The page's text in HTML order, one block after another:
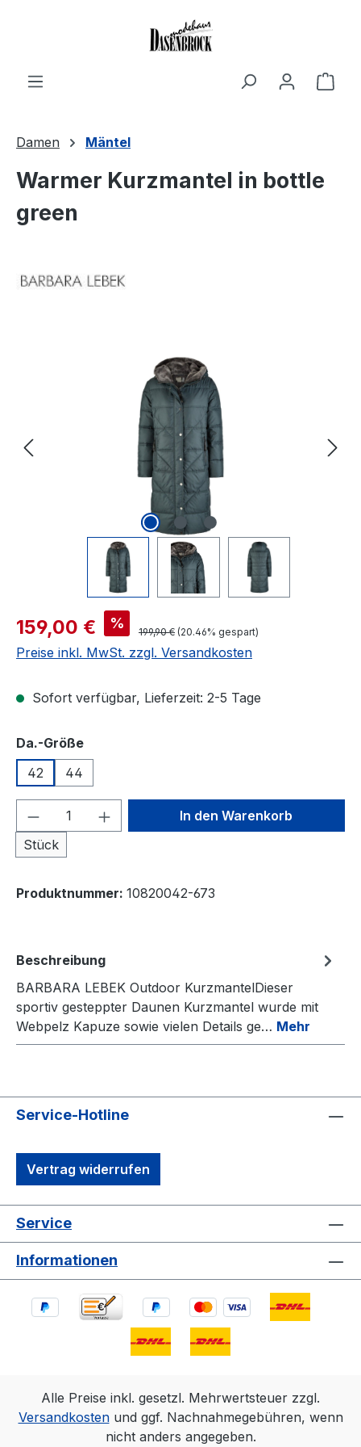
Damen Mäntel
Warmer Kurzmantel in bottle
green
Bildergalerie überspringen
Verkaufspreis:
159,00 € % Regulärer Preis:
199,90 € (20.46% gespart)
Preise inkl. MwSt. zzgl. Versandkosten
Sofort verfügbar, Lieferzeit: 2-5 Tage
Da.-Größeauswählen
42
44
Produkt Anzahl: Gib den
Stück
In den Warenkorb
Produktnummer: 10820042-673
Beschreibung
BARBARA LEBEK Outdoor KurzmantelDieser
sportiv gesteppter Daunen Kurzmantel wurde mit
Webpelz Kapuze sowie vielen Details ge… Mehr
Service-Hotline
Vertrag widerrufen
Service
Informationen
Alle Preise inkl. gesetzl. Mehrwertsteuer zzgl.
Versandkostenund ggf. Nachnahmegebühren, wenn
nicht anders angegeben.